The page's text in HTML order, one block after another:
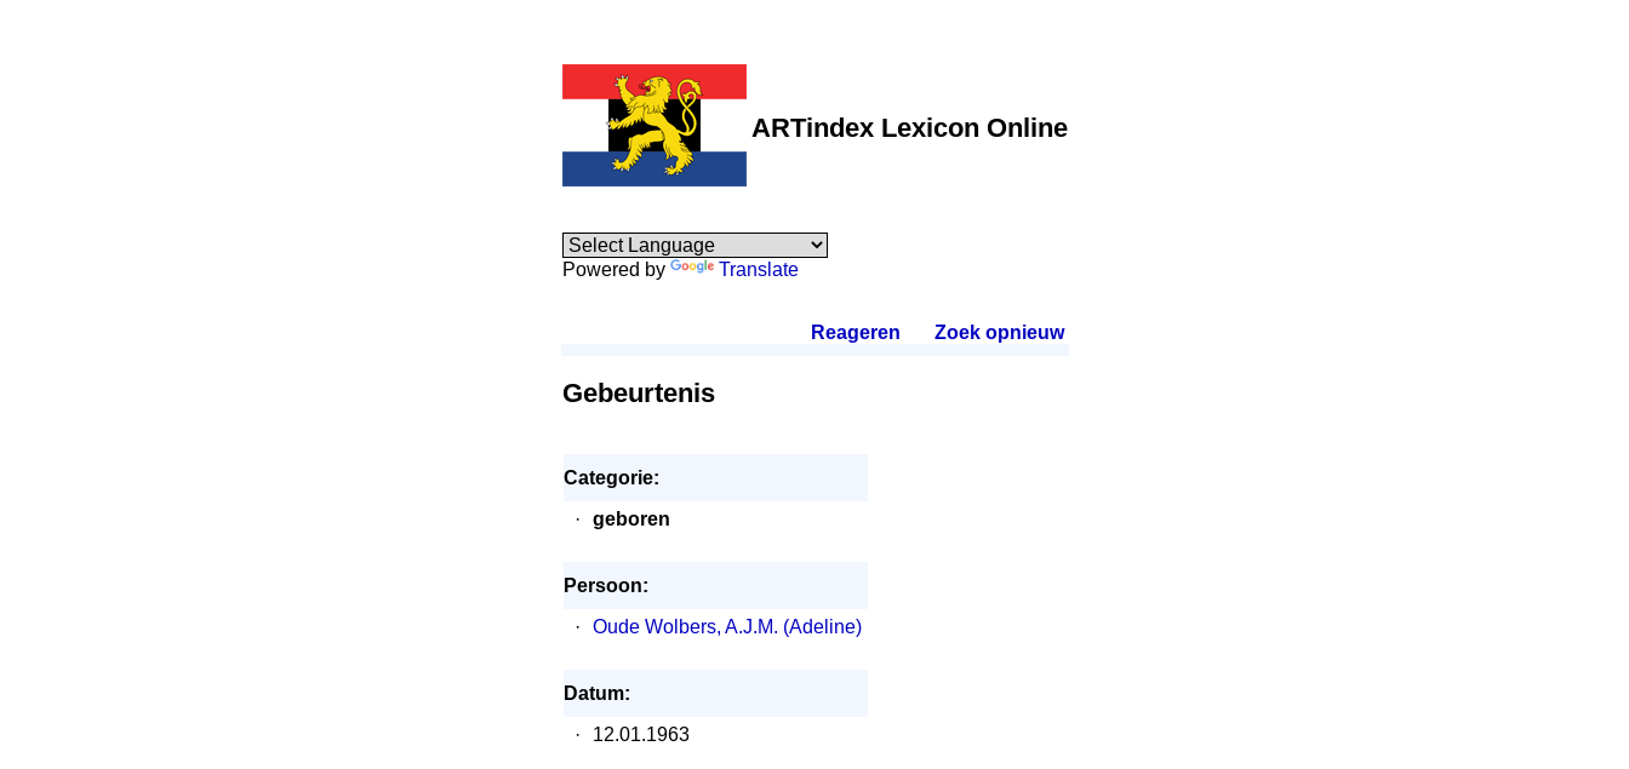
ARTindex Lexicon Online
Powered by Translate
Reageren Zoek opnieuw.
Gebeurtenis
Categorie:
·
geboren
Persoon:
·
Oude Wolbers, A.J.M. (Adeline)
Datum:
·
12.01.1963